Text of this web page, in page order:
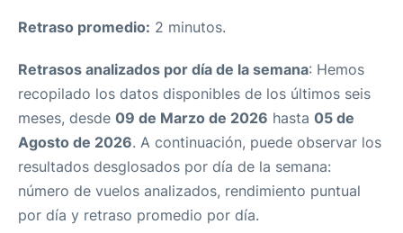
Retraso promedio: 2 minutos.
Retrasos analizados por día de la semana: Hemos
recopilado los datos disponibles de los últimos seis
meses, desde 09 de Marzo de 2026 hasta 05 de
Agosto de 2026. A continuación, puede observar los
resultados desglosados por día de la semana:
número de vuelos analizados, rendimiento puntual
por día y retraso promedio por día.